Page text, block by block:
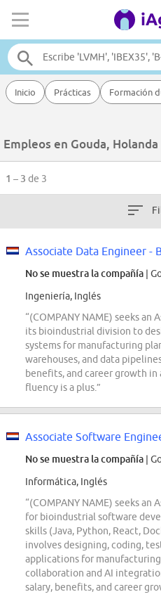
Inicio Prácticas Formación
Empleos en Gouda, Holanda
1 – 3 de 3
Associate Data Engineer -
No se muestra la compañía |
Ingeniería, Inglés
“(COMPANY NAME) seeks an
its bioindustrial division to
systems for manufacturing
warehouses, and data
benefits, and career growth in
fluency is a plus.”
Associate Software
No se muestra la compañía |
Informática, Inglés
“(COMPANY NAME) seeks an
for bioindustrial software
skills (Java, Python, React,
involves designing, coding,
applications for
collaboration and AI
salary, benefits, and career